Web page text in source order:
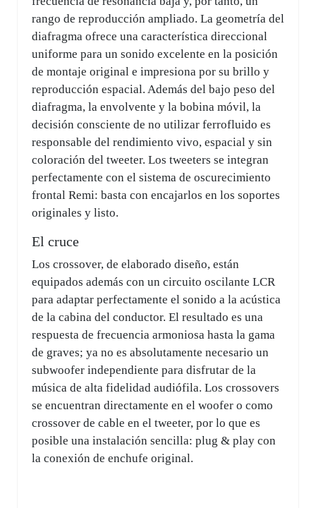
rango de reproducción ampliado. La geometría del
diafragma ofrece una característica direccional
uniforme para un sonido excelente en la posición
de montaje original e impresiona por su brillo y
reproducción espacial. Además del bajo peso del
diafragma, la envolvente y la bobina móvil, la
decisión consciente de no utilizar ferrofluido es
responsable del rendimiento vivo, espacial y sin
coloración del tweeter. Los tweeters se integran
perfectamente con el sistema de oscurecimiento
frontal Remi: basta con encajarlos en los soportes
originales y listo.
El cruce
Los crossover, de elaborado diseño, están
equipados además con un circuito oscilante LCR
para adaptar perfectamente el sonido a la acústica
de la cabina del conductor. El resultado es una
respuesta de frecuencia armoniosa hasta la gama
de graves; ya no es absolutamente necesario un
subwoofer independiente para disfrutar de la
música de alta fidelidad audiófila. Los crossovers
se encuentran directamente en el woofer o como
crossover de cable en el tweeter, por lo que es
posible una instalación sencilla: plug & play con
la conexión de enchufe original.